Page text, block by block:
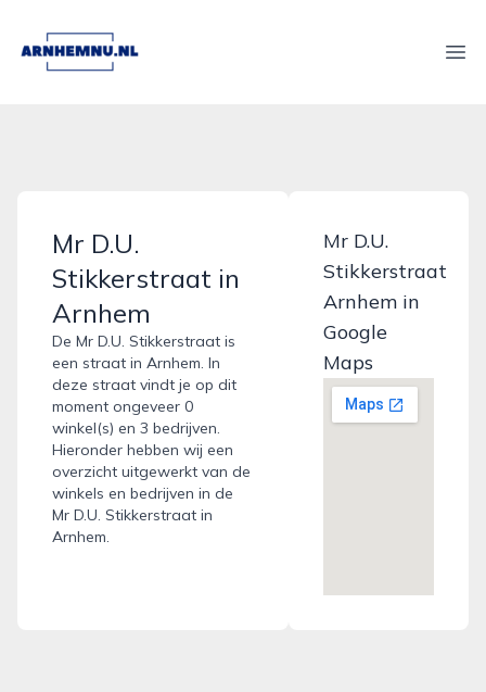
arnhemnu.nl
Mr D.U.
Stikkerstraat in
Arnhem
De Mr D.U. Stikkerstraat is
een straat in Arnhem. In
deze straat vindt je op dit
moment ongeveer 0
winkel(s) en 3 bedrijven.
Hieronder hebben wij een
overzicht uitgewerkt van de
winkels en bedrijven in de
Mr D.U. Stikkerstraat in
Arnhem.
Mr D.U.
Stikkerstraat
Arnhem in
Google
Maps